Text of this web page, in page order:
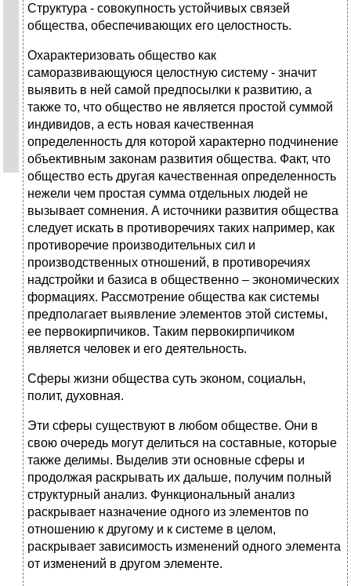
Структура - совокупность устойчивых связей
общества, обеспечивающих его целостность.
Охарактеризовать общество как
саморазвивающуюся целостную систему - значит
выявить в ней самой предпосылки к развитию, а
также то, что общество не является простой суммой
индивидов, а есть новая качественная
определенность для которой характерно подчинение
объективным законам развития общества. Факт, что
общество есть другая качественная определенность
нежели чем простая сумма отдельных людей не
вызывает сомнения. А источники развития общества
следует искать в противоречиях таких например, как
противоречие производительных сил и
производственных отношений, в противоречиях
надстройки и базиса в общественно – экономических
формациях. Рассмотрение общества как системы
предполагает выявление элементов этой системы,
ее первокирпичиков. Таким первокирпичиком
является человек и его деятельность.
Сферы жизни общества суть эконом, социальн,
полит, духовная.
Эти сферы существуют в любом обществе. Они в
свою очередь могут делиться на составные, которые
также делимы. Выделив эти основные сферы и
продолжая раскрывать их дальше, получим полный
структурный анализ. Функциональный анализ
раскрывает назначение одного из элементов по
отношению к другому и к системе в целом,
раскрывает зависимость изменений одного элемента
от изменений в другом элементе.